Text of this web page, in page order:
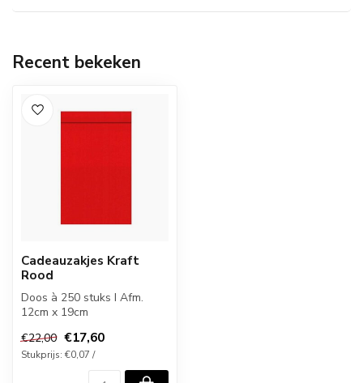
Recent bekeken
Cadeauzakjes Kraft
Rood
Doos à 250 stuks I Afm.
12cm x 19cm
€22,00 €17,60
Stukprijs: €0,07 /